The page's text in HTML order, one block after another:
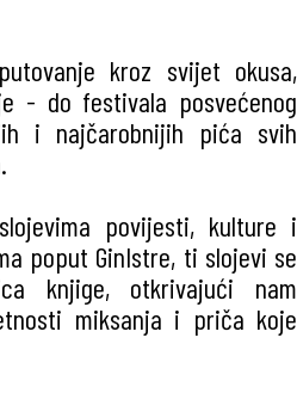
kroz svijet okusa,
- do festivala posvećenog
i najčarobnijih pića svih
povijesti, kulture i
poput GinIstre, ti slojevi se
knjige, otkrivajući nam
miksanja i priča koje